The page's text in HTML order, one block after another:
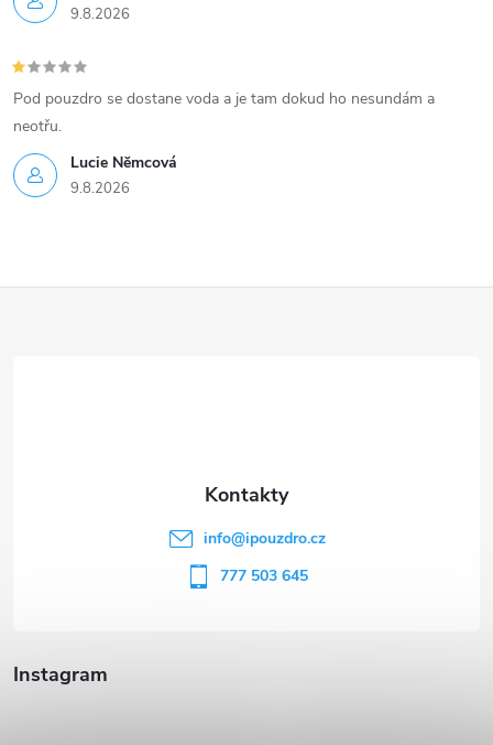
9.8.2026
Lucie Nĕmcová
9.8.2026
Pod pouzdro se dostane voda a je tam dokud ho nesundám a
neotřu.
Instagram
info@ipouzdro.cz
777 503 645